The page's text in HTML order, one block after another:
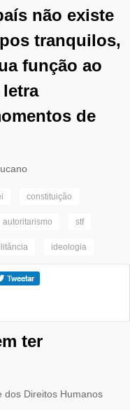
não existe
tranquilos,
função ao
de
constituição
autoritarismo stf
ideologia
ter
dos Direitos Humanos